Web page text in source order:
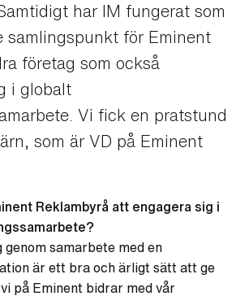
har IM fungerat som
samlingspunkt för Eminent
företag som också
i globalt
Vi fick en pratstund
som är VD på Eminent
Reklambyrå att engagera sig i
genom samarbete med en
är ett bra och ärligt sätt att ge
på Eminent bidrar med vår